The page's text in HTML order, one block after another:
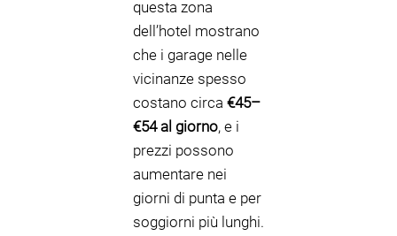
questa zona
dell’hotel mostrano
che i garage nelle
vicinanze spesso
costano circa €45–
€54 al giorno, e i
prezzi possono
aumentare nei
giorni di punta e per
soggiorni più lunghi.